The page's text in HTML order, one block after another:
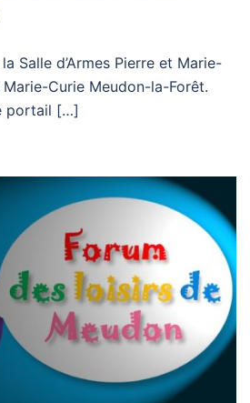
Salle d’Armes Pierre et Marie-
Curie Meudon-la-Forêt.
portail […]